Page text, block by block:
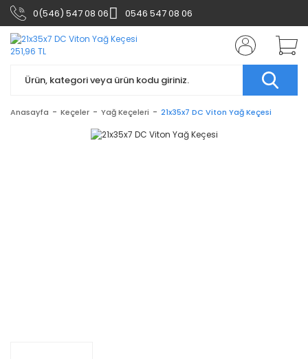
0(546) 547 08 06 0546 547 08 06
Anasayfa Keçeler Yağ Keçeleri 21x35x7 DC Viton Yağ Keçesi